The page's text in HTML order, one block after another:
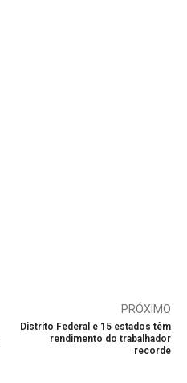
PRÓXIMO
Distrito Federal e 15 estados têm
rendimento do trabalhador
recorde